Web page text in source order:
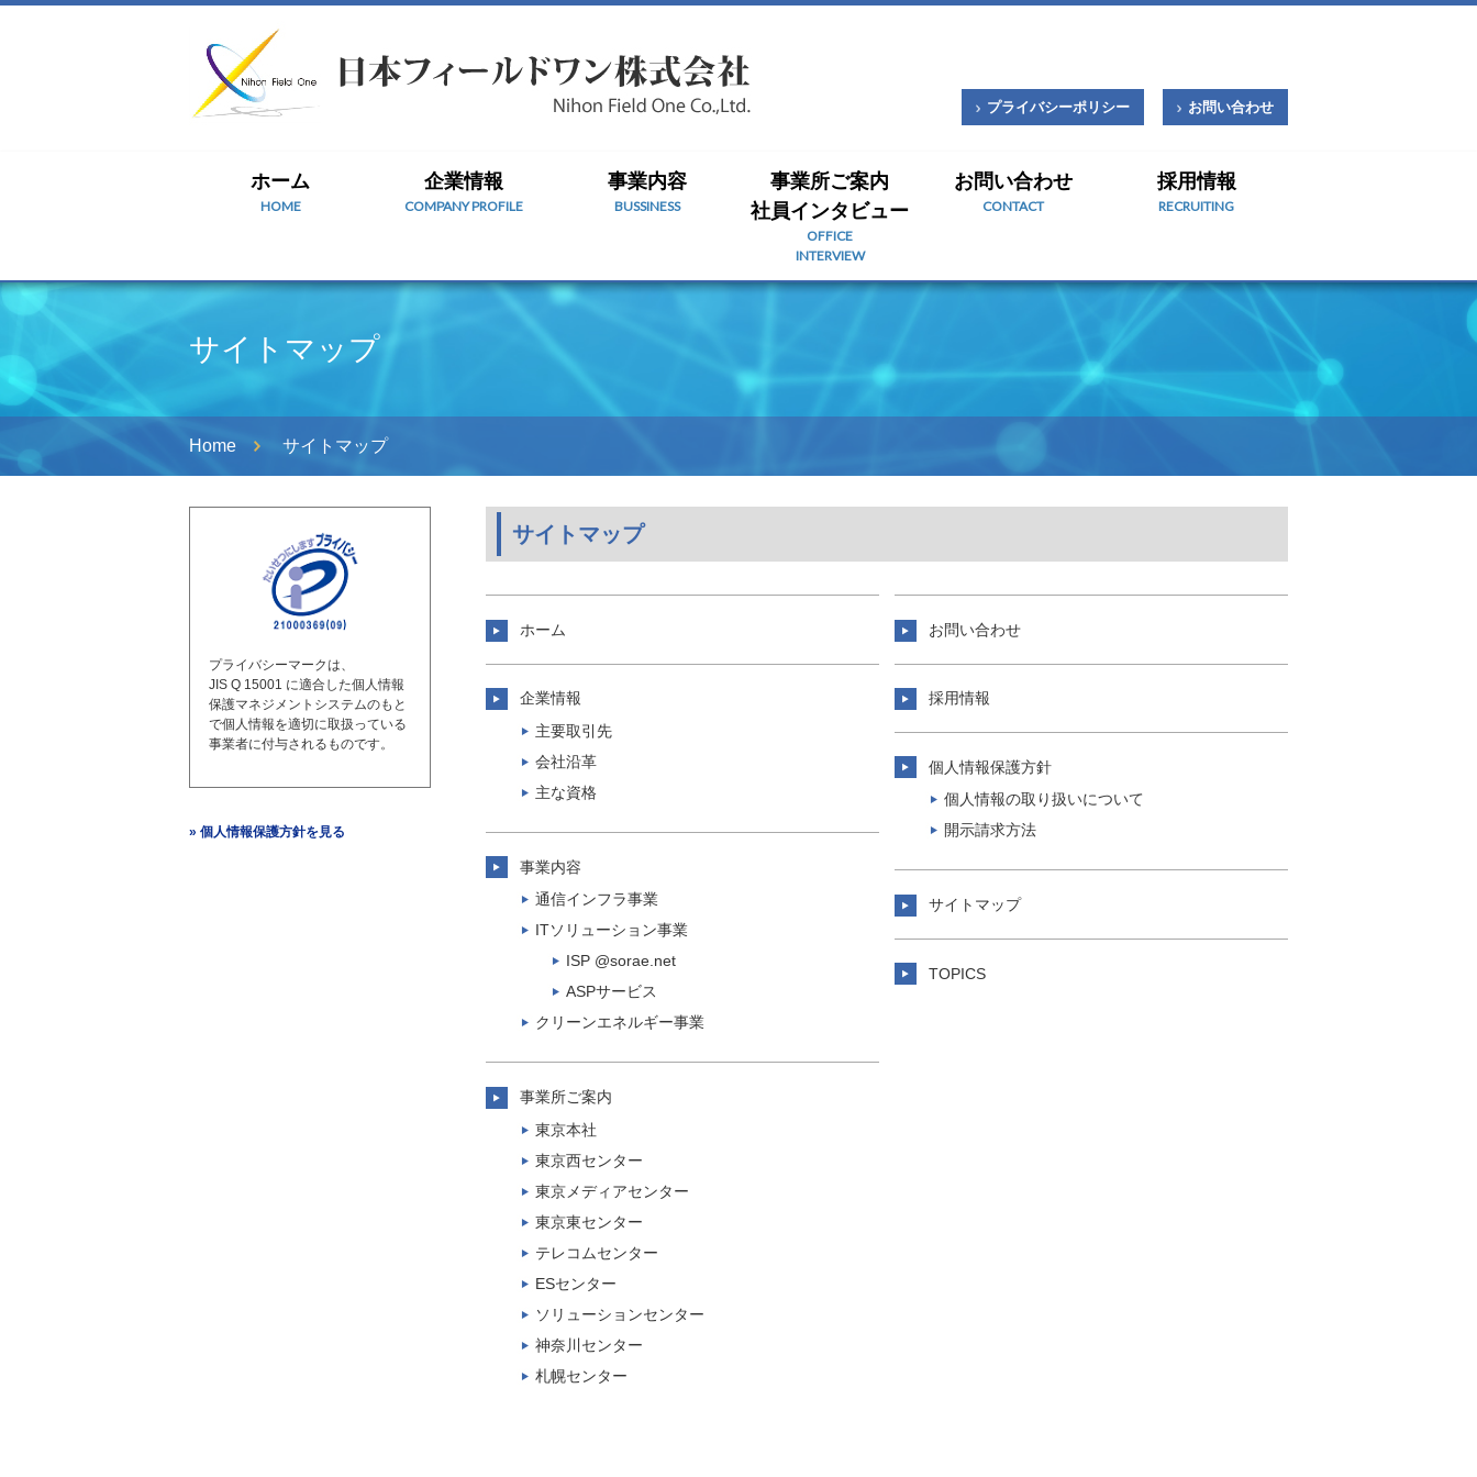
プライバシーポリシー お問い合わせ
ホーム
HOME
企業情報
COMPANY PROFILE
事業内容
BUSSINESS
事業所ご案内
社員インタビュー
OFFICE
INTERVIEW
お問い合わせ
CONTACT
採用情報
RECRUITING
サイトマップ
Home サイトマップ
サイトマップ
ホーム
企業情報
主要取引先
会社沿革
主な資格
事業内容
通信インフラ事業
ITソリューション事業
ISP @sorae.net
ASPサービス
クリーンエネルギー事業
事業所ご案内
東京本社
東京西センター
東京メディアセンター
東京東センター
テレコムセンター
ESセンター
ソリューションセンター
神奈川センター
札幌センター
お問い合わせ
採用情報
個人情報保護方針
個人情報の取り扱いについて
開示請求方法
サイトマップ
TOPICS
プライバシーマークは、
JIS Q 15001 に適合した個人情報
保護マネジメントシステムのもと
で個人情報を適切に取扱っている
事業者に付与されるものです。
» 個人情報保護方針を見る